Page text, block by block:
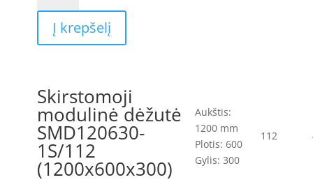
Į krepšelį
Skirstomoji
modulinė dėžutė
SMD120630-
1S/112
(1200x600x300)
Aukštis:
1200 mm
Plotis: 600
Gylis: 300
112